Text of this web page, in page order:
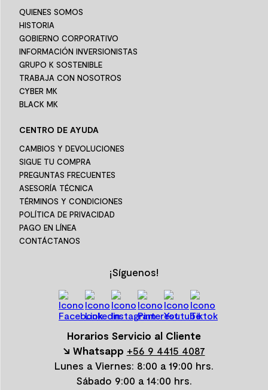
QUIENES SOMOS
HISTORIA
GOBIERNO CORPORATIVO
INFORMACIÓN INVERSIONISTAS
GRUPO K SOSTENIBLE
TRABAJA CON NOSOTROS
CYBER MK
BLACK MK
CENTRO DE AYUDA
CAMBIOS Y DEVOLUCIONES
SIGUE TU COMPRA
PREGUNTAS FRECUENTES
ASESORÍA TÉCNICA
TÉRMINOS Y CONDICIONES
POLÍTICA DE PRIVACIDAD
PAGO EN LÍNEA
CONTÁCTANOS
¡Síguenos!
Horarios Servicio al Cliente
↘ Whatsapp +56 9 4415 4087
Lunes a Viernes: 8:00 a 19:00 hrs.
Sábado 9:00 a 14:00 hrs.